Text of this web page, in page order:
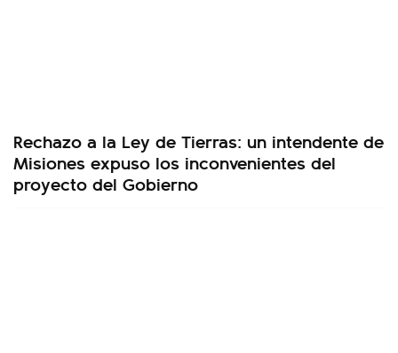
Rechazo a la Ley de Tierras: un intendente de
Misiones expuso los inconvenientes del
proyecto del Gobierno